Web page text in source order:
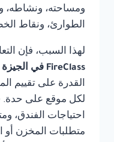
ومساحته، ونشاطه،
الطوارئ، ونقاط
لهذا السبب، فإن
FireClass في الجيزة
القدرة على تقييم
لكل موقع على حدة.
احتياجات الفندق،
متطلبات المخزن أو